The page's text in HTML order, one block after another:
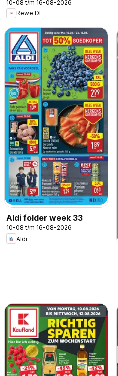
10-08 t/m 16-08-2026
Rewe DE
Aldi folder week 33
10-08 t/m 16-08-2026
Aldi